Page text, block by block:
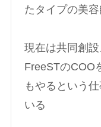
たタイプの美容
現在は共同創
FreeSTのCOO
もやるという
いる